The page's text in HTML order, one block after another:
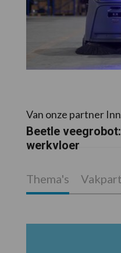
Van onze partner
Beetle
werkvloer
Thema's